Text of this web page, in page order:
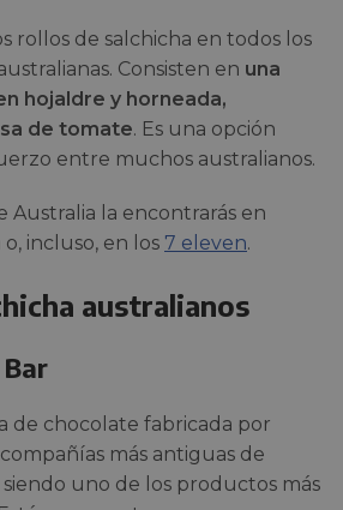
rollos de salchicha en todos los
Consisten en una
hojaldre y horneada,
de tomate. Es una opción
entre muchos australianos.
Australia la encontrarás en
incluso, en los 7 eleven.
de chocolate fabricada por
más antiguas de
uno de los productos más